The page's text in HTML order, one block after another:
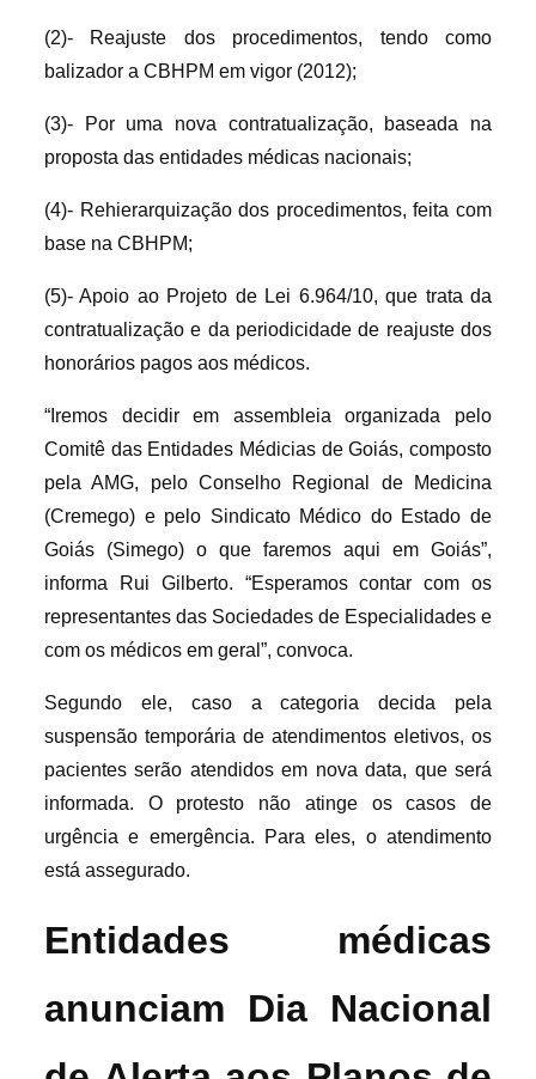
(2)- Reajuste dos procedimentos, tendo como
balizador a CBHPM em vigor (2012);
(3)- Por uma nova contratualização, baseada na
proposta das entidades médicas nacionais;
(4)- Rehierarquização dos procedimentos, feita com
base na CBHPM;
(5)- Apoio ao Projeto de Lei 6.964/10, que trata da
contratualização e da periodicidade de reajuste dos
honorários pagos aos médicos.
“Iremos decidir em assembleia organizada pelo
Comitê das Entidades Médicias de Goiás, composto
pela AMG, pelo Conselho Regional de Medicina
(Cremego) e pelo Sindicato Médico do Estado de
Goiás (Simego) o que faremos aqui em Goiás”,
informa Rui Gilberto. “Esperamos contar com os
representantes das Sociedades de Especialidades e
com os médicos em geral”, convoca.
Segundo ele, caso a categoria decida pela
suspensão temporária de atendimentos eletivos, os
pacientes serão atendidos em nova data, que será
informada. O protesto não atinge os casos de
urgência e emergência. Para eles, o atendimento
está assegurado.
Entidades médicas
anunciam Dia Nacional